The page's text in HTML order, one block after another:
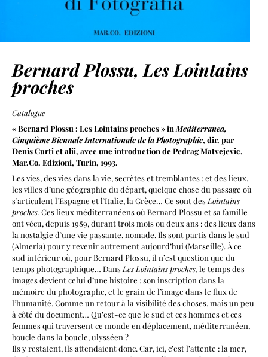
Bernard Plossu, Les Lointains
proches
Catalogue
« Bernard Plossu : Les Lointains proches » in Mediterranea,
Cinquième Biennale Internationale de la Photographie, dir. par
Denis Curti et alii, avec une introduction de Pedrag Matvejevic,
Mar.Co. Edizioni, Turin, 1993.
Les vies, des vies dans la vie, secrètes et tremblantes : et des lieux,
les villes d’une géographie du départ, quelque chose du passage où
s’articulent l’Espagne et l’Italie, la Grèce… Ce sont des Lointains
proches. Ces lieux méditerranéens où Bernard Plossu et sa famille
ont vécu, depuis 1989, durant trois mois ou deux ans : des lieux dans
la nostalgie d’une vie passante, nomade. Ils sont partis dans le sud
(Almeria) pour y revenir autrement aujourd’hui (Marseille). À ce
sud intérieur où, pour Bernard Plossu, il n’est question que du
temps photographique… Dans Les Lointains proches, le temps des
images devient celui d’une histoire : son inscription dans la
mémoire du photographe, et le grain de l’image dans le flux de
l’humanité. Comme un retour à la visibilité des choses, mais un peu
à côté du document… Qu’est-ce que le sud et ces hommes et ces
femmes qui traversent ce monde en déplacement, méditerranéen,
boucle dans la boucle, ulysséen ?
Ils y restaient, ils attendaient donc. Car, ici, c’est l’attente : la mer,